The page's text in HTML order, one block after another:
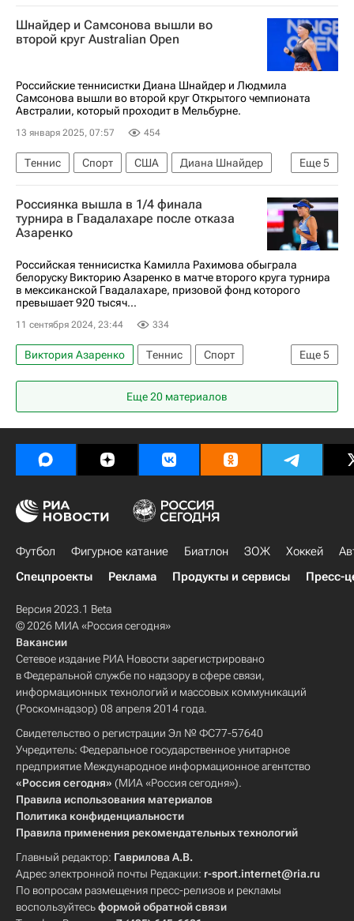
Паула Бадоса
Женская теннисная ассоциация (WTA)
Шнайдер и Самсонова вышли во
второй круг Australian Open
Российские теннисистки Диана Шнайдер и Людмила
Самсонова вышли во второй круг Открытого чемпионата
Австралии, который проходит в Мельбурне.
13 января 2025, 07:57 454
Еще5
Теннис Спорт США
Диана Шнайдер
Элизабетта Коччаретто
Australian Open
Людмила Самсонова
Мельбурн
Австралия
Россиянка вышла в 1/4 финала
турнира в Гвадалахаре после отказа
Азаренко
Российская теннисистка Камилла Рахимова обыграла
белоруску Викторию Азаренко в матче второго круга турнира
в мексиканской Гвадалахаре, призовой фонд которого
превышает 920 тысяч...
11 сентября 2024, 23:44 334
Еще5
Виктория Азаренко Теннис
Спорт
Гвадалахара
Россия
Колумбия
Вероника Кудерметова
Еще 20 материалов
Футбол Фигурное катание Биатлон ЗОЖ Хоккей
Спецпроекты
Реклама Продукты и сервисы Пресс-
Версия 2023.1 Beta
© 2026 МИА «Россия сегодня»
Вакансии
Сетевое издание РИА Новости зарегистрировано
в Федеральной службе по надзору в сфере связи,
информационных технологий и массовых коммуникаций
(Роскомнадзор) 08 апреля 2014 года.
Свидетельство о регистрации Эл № ФС77-57640
Учредитель: Федеральное государственное унитарное
предприятие Международное информационное агентство
«Россия сегодня» (МИА «Россия сегодня»).
Правила использования материалов
Политика конфиденциальности
Правила применения рекомендательных технологий
Главный редактор: Гаврилова А.В.
Адрес электронной почты Редакции: r-sport.internet@ria.ru
По вопросам размещения пресс-релизов и рекламы
воспользуйтесьформой обратной связи